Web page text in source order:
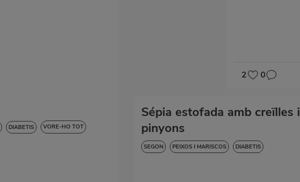
DIABETIS VORE-HO TOT
2 0
Sépia estofada amb creïlles i
pinyons
SEGON PEIXOS I MARISCOS
DIABETIS